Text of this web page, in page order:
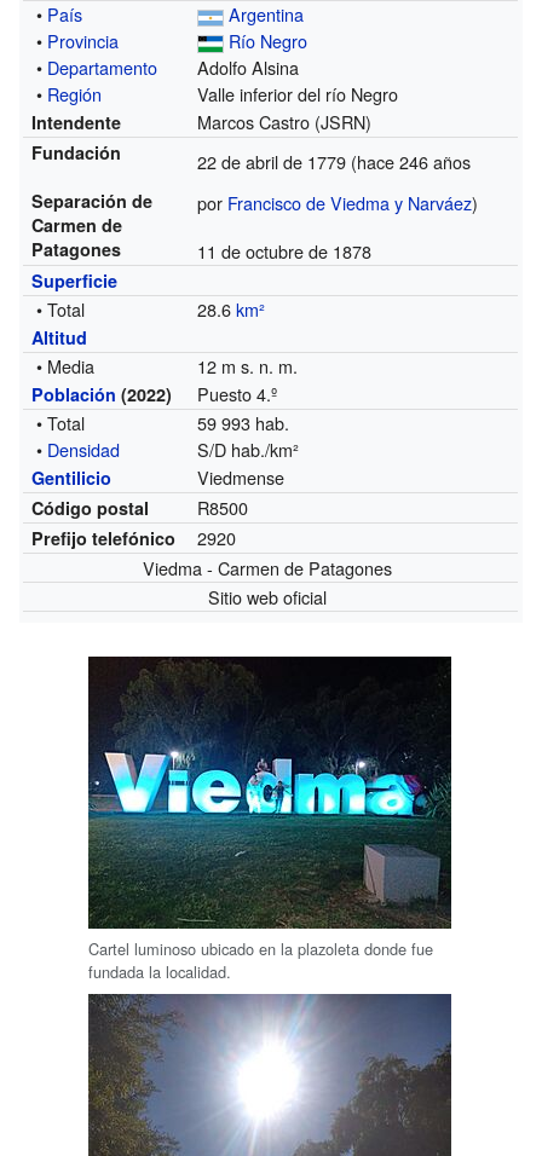
• País
Argentina
• Provincia
Río Negro
• Departamento
Adolfo Alsina
• Región Valle inferior del río Negro
Intendente Marcos Castro (JSRN)
Fundación
Separación de
Carmen de
Patagones
22 de abril de 1779 (hace 246 años
por Francisco de Viedma y Narváez)
11 de octubre de 1878
Superficie
• Total 28.6km²
Altitud
• Media 12 m s. n. m.
Población (2022)
Puesto 4.º
• Total
59 993 hab.
• Densidad S/D hab./km²
Gentilicio Viedmense
Código postal R8500
Prefijo telefónico
2920
Viedma - Carmen de Patagones
Sitio web oficial
Cartel luminoso ubicado en la plazoleta donde fue
fundada la localidad.